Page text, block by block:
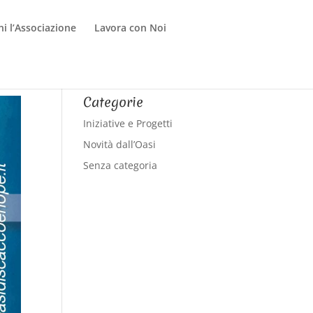
l’Associazione Lavora con Noi
Categorie
Iniziative e Progetti
Novità dall’Oasi
Senza categoria